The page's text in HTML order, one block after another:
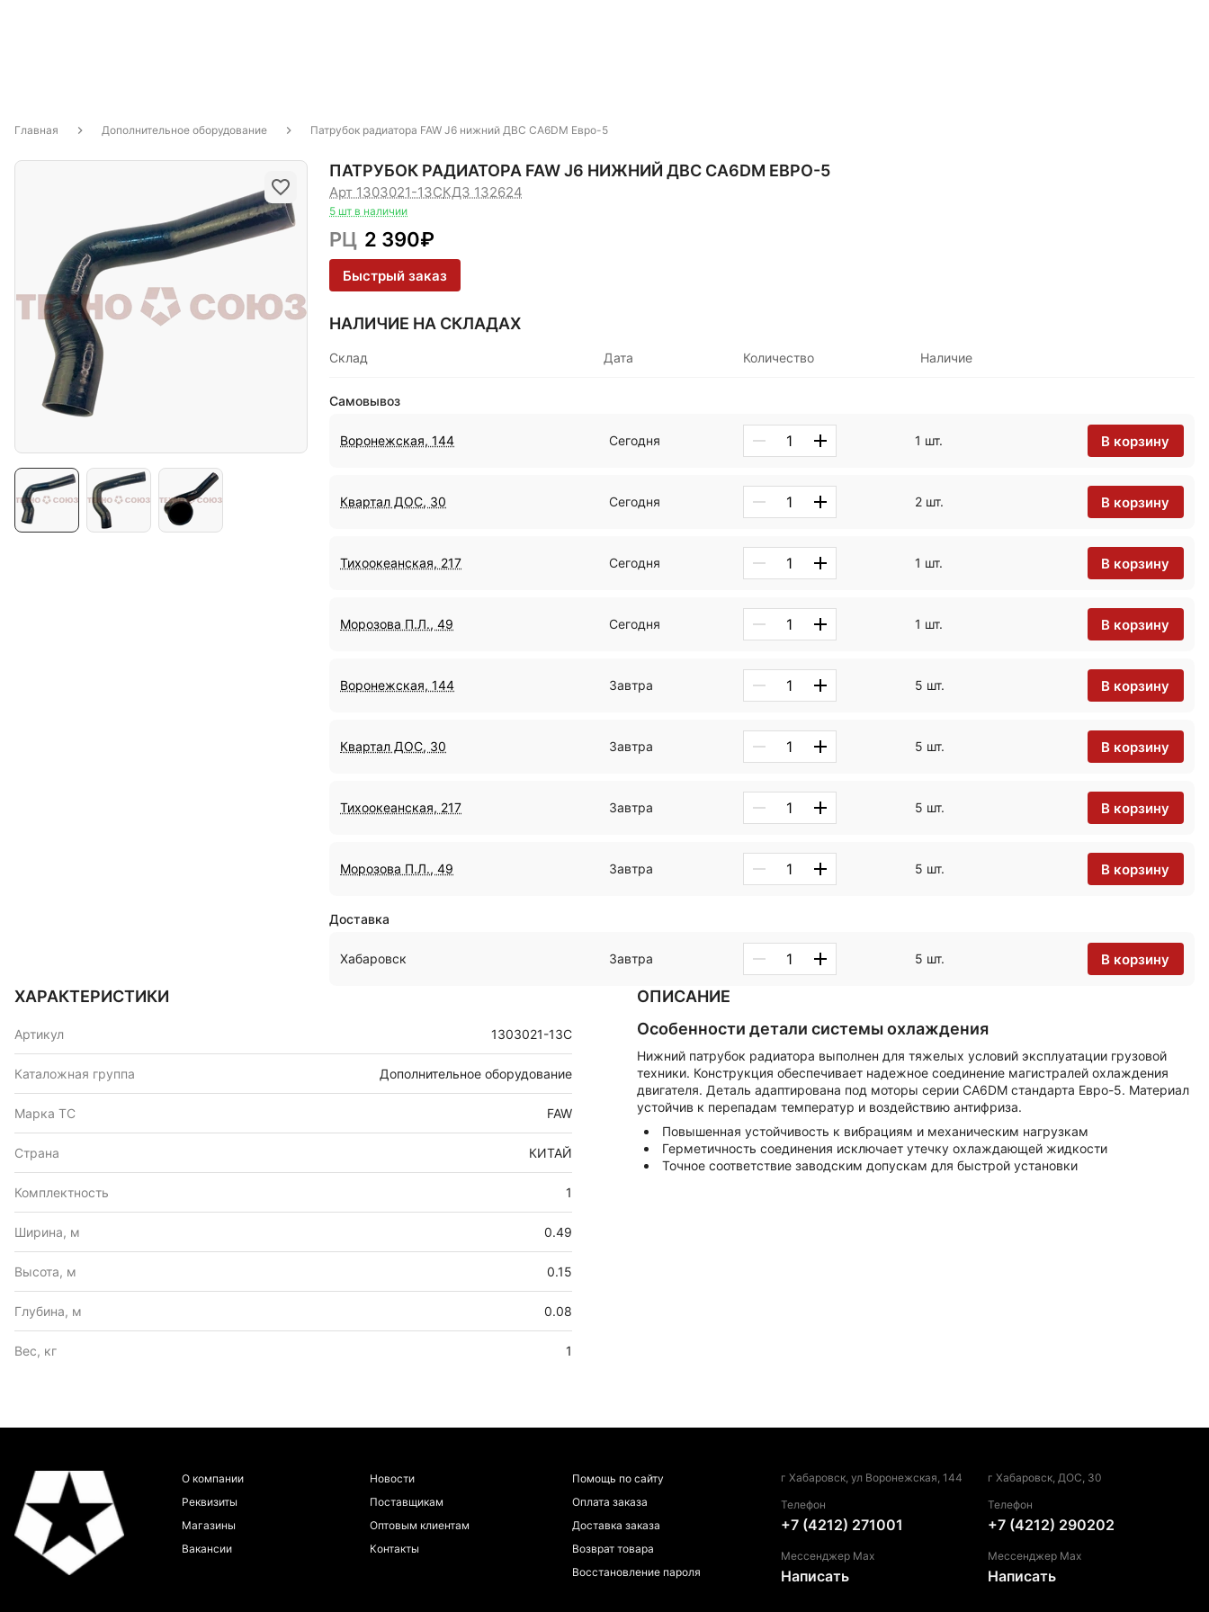
Главная Дополнительное оборудование Патрубок радиатора FAW J6 нижний ДВС CA6DM Евро-5
ПАТРУБОК РАДИАТОРА FAW J6 НИЖНИЙ ДВС CA6DM ЕВРО-5
Арт 1303021-13CКДЗ 132624
5 шт в наличии
РЦ 2 390₽
Быстрый заказ
НАЛИЧИЕ НА СКЛАДАХ
Склад Дата Количество Наличие
Самовывоз
Воронежская, 144 Сегодня 1 шт. В корзину
Квартал ДОС, 30 Сегодня 2 шт. В корзину
Тихоокеанская, 217 Сегодня 1 шт. В корзину
Морозова П.Л., 49 Сегодня 1 шт. В корзину
Воронежская, 144 Завтра 5 шт. В корзину
Квартал ДОС, 30 Завтра 5 шт. В корзину
Тихоокеанская, 217 Завтра 5 шт. В корзину
Морозова П.Л., 49 Завтра 5 шт. В корзину
Доставка
Хабаровск Завтра 5 шт. В корзину
ХАРАКТЕРИСТИКИ
Артикул 1303021-13C
Каталожная группа Дополнительное оборудование
Марка ТС FAW
Страна КИТАЙ
Комплектность 1
Ширина, м 0.49
Высота, м 0.15
Глубина, м 0.08
Вес, кг 1
ОПИСАНИЕ
Особенности детали системы охлаждения
Нижний патрубок радиатора выполнен для тяжелых условий эксплуатации грузовой
техники. Конструкция обеспечивает надежное соединение магистралей охлаждения
двигателя. Деталь адаптирована под моторы серии CA6DM стандарта Евро-5. Материал
устойчив к перепадам температур и воздействию антифриза.
Повышенная устойчивость к вибрациям и механическим нагрузкам
Герметичность соединения исключает утечку охлаждающей жидкости
Точное соответствие заводским допускам для быстрой установки
О компании
Реквизиты
Магазины
Вакансии
Новости
Поставщикам
Оптовым клиентам
Контакты
Помощь по сайту
Оплата заказа
Доставка заказа
Возврат товара
Восстановление пароля
г Хабаровск, ул Воронежская, 144
Телефон
+7 (4212) 271001
Мессенджер Max
Написать
г Хабаровск, ДОС, 30
Телефон
+7 (4212) 290202
Мессенджер Max
Написать